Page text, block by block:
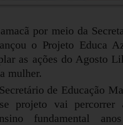
por meio da
o Projeto Educa
as ações do Agosto
mulher.
de Educação
projeto vai percorrer
fundamental